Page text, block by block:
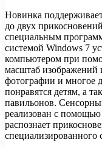
Новинка
до двух
специальным
системой Windows 7
компьютером при
масштаб изображений
фотографии и многое
понравятся детям, а
павильонов.
реализован с
распознает
специализированного